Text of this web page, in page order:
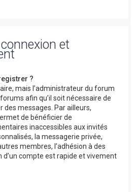
et
?
mais l’administrateur du forum
afin qu’il soit nécessaire de
des messages. Par ailleurs,
de bénéficier de
inaccessibles aux invités
la messagerie privée,
membres, l’adhésion à des
d’un compte est rapide et vivement